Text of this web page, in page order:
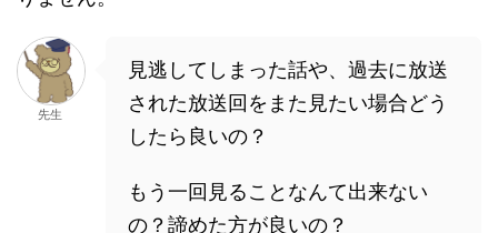
先生
見逃してしまった話や、過去に放送
された放送回をまた見たい場合どう
したら良いの？
もう一回見ることなんて出来ない
の？諦めた方が良いの？